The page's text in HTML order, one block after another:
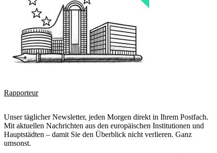
Rapporteur
Unser täglicher Newsletter, jeden Morgen direkt in Ihrem Postfach.
Mit aktuellen Nachrichten aus den europäischen Institutionen und
Hauptstädten – damit Sie den Überblick nicht verlieren. Ganz
umsonst.